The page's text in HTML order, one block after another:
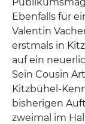
Ebenfalls für
Valentin
erstmals in
auf ein
Sein Cousin
Kitzbühel-
bisherigen
zweimal im